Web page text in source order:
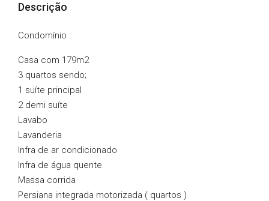
Descrição
Condomínio :
Casa com 179m2
3 quartos sendo;
1 suíte principal
2 demi suíte
Lavabo
Lavanderia
Infra de ar condicionado
Infra de água quente
Massa corrida
Persiana integrada motorizada ( quartos )